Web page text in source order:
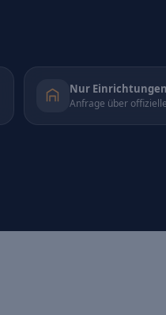
Nur Einrichtungen
Anfrage über